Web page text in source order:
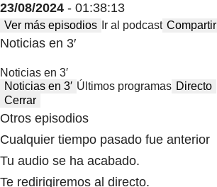
23/08/2024 - 01:38:13
Ver más episodios Ir al podcast Compartir
Noticias en 3′
Noticias en 3′
Noticias en 3′ Últimos programas Directo
Cerrar
Otros episodios
Cualquier tiempo pasado fue anterior
Tu audio se ha acabado.
Te redirigiremos al directo.